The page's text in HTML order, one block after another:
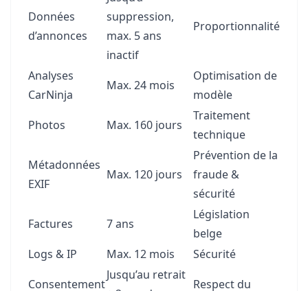
Données
d’annonces
suppression,
max. 5 ans
inactif
Proportionnalité
Analyses
CarNinja
Max. 24 mois
Optimisation de
modèle
Photos
Max. 160 jours
Traitement
technique
Métadonnées
EXIF
Max. 120 jours
Prévention de la
fraude &
sécurité
Factures
7 ans
Législation
belge
Logs & IP
Max. 12 mois
Sécurité
Consentement
Jusqu’au retrait
Respect du